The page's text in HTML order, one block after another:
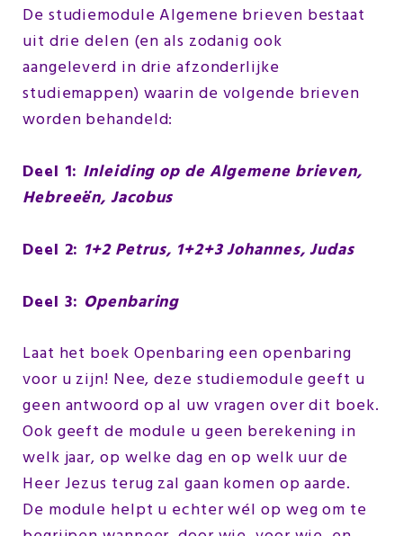
De studiemodule Algemene brieven bestaat
uit drie delen (en als zodanig ook
aangeleverd in drie afzonderlijke
studiemappen) waarin de volgende brieven
worden behandeld:
Deel 1: Inleiding op de Algemene brieven,
Hebreeën, Jacobus
Deel 2: 1+2 Petrus, 1+2+3 Johannes, Judas
Deel 3: Openbaring
Laat het boek Openbaring een openbaring
voor u zijn! Nee, deze studiemodule geeft u
geen antwoord op al uw vragen over dit boek.
Ook geeft de module u geen berekening in
welk jaar, op welke dag en op welk uur de
Heer Jezus terug zal gaan komen op aarde.
De module helpt u echter wél op weg om te